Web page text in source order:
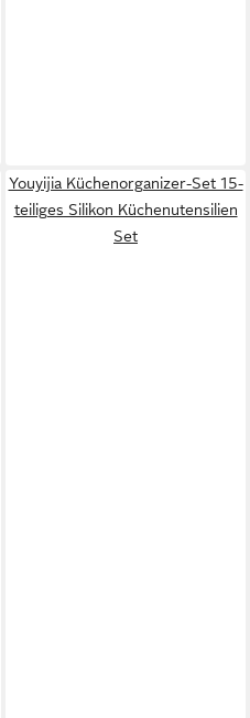
Youyijia Küchenorganizer-Set 15-
teiliges Silikon Küchenutensilien
Set